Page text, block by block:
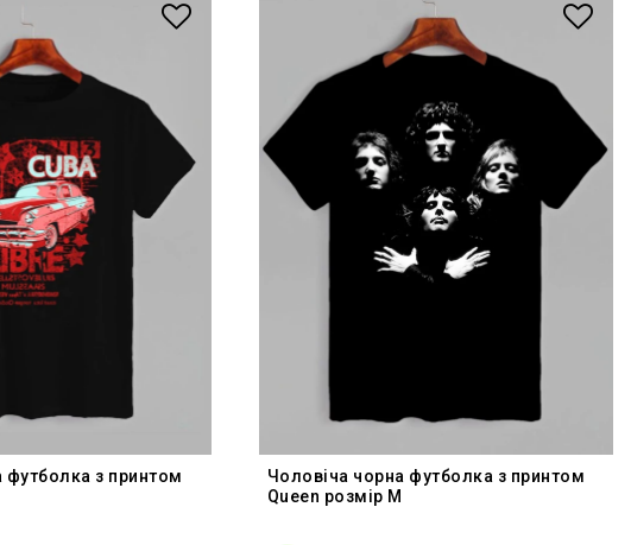
футболка з принтом
Чоловіча чорна футболка з принтом
Queen розмір M